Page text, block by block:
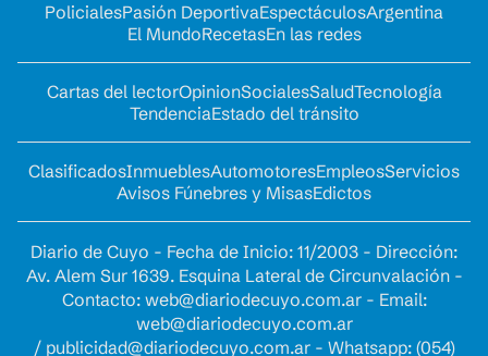
PolicialesPasión DeportivaEspectáculosArgentina
El MundoRecetasEn las redes
Cartas del lectorOpinionSocialesSaludTecnología
TendenciaEstado del tránsito
ClasificadosInmueblesAutomotoresEmpleosServicios
Avisos Fúnebres y MisasEdictos
Diario de Cuyo - Fecha de Inicio: 11/2003 - Dirección:
Av. Alem Sur 1639. Esquina Lateral de Circunvalación -
Contacto: web@diariodecuyo.com.ar- Email:
web@diariodecuyo.com.ar
/ publicidad@diariodecuyo.com.ar- Whatsapp: (054)